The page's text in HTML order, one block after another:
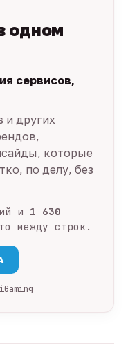
одном
сервисов,
и других
которые
по делу, без
и 1 630
между строк.